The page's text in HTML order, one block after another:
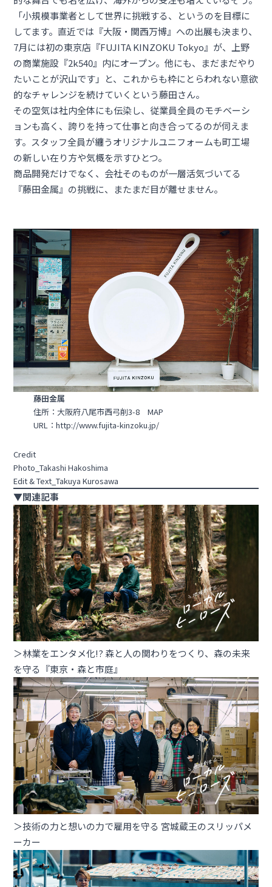
「小規模事業者として世界に挑戦する、というのを目標に
してます。直近では『大阪・関西万博』への出展も決まり、
7月には初の東京店『FUJITA KINZOKU Tokyo』が、上野
の商業施設『2k540』内にオープン。他にも、まだまだやり
たいことが沢山です」と、これからも枠にとらわれない意欲
的なチャレンジを続けていくという藤田さん。
その空気は社内全体にも伝染し、従業員全員のモチベーシ
ョンも高く、誇りを持って仕事と向き合ってるのが伺えま
す。スタッフ全員が纏うオリジナルユニフォームも町工場
の新しい在り方や気概を示すひとつ。
商品開発だけでなく、会社そのものが一層活気づいてる
『藤田金属』の挑戦に、またまだ目が離せません。
藤田金属
住所：大阪府八尾市西弓削3-8 MAP
URL： http://www.fujita-kinzoku.jp/
Credit
Photo_Takashi Hakoshima
Edit & Text_Takuya Kurosawa
▼関連記事
＞林業をエンタメ化!? 森と人の関わりをつくり、森の未来
を守る『東京・森と市庭』
＞技術の力と想いの力で雇用を守る 宮城蔵王のスリッパメ
ーカー